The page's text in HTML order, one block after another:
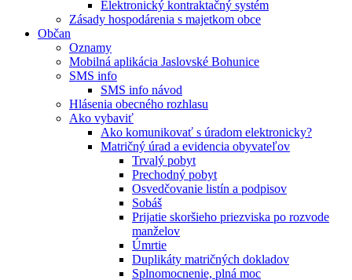
Elektronický kontraktačný systém
Zásady hospodárenia s majetkom obce
Občan
Oznamy
Mobilná aplikácia Jaslovské Bohunice
SMS info
SMS info návod
Hlásenia obecného rozhlasu
Ako vybaviť
Ako komunikovať s úradom elektronicky?
Matričný úrad a evidencia obyvateľov
Trvalý pobyt
Prechodný pobyt
Osvedčovanie listín a podpisov
Sobáš
Prijatie skoršieho priezviska po rozvode
manželov
Úmrtie
Duplikáty matričných dokladov
Splnomocnenie, plná moc